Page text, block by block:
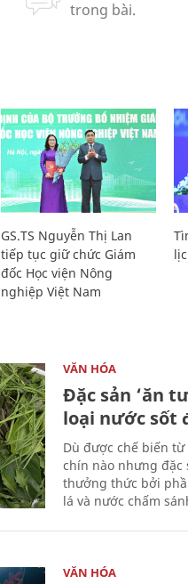
GS.TS Nguyễn Thị Lan
tiếp tục giữ chức Giám
đốc Học viện Nông
nghiệp Việt Nam
VĂN HÓA
Đặc sản ‘ăn
loại nước sốt
Dù được chế biến
chín nào nhưng đặc
thưởng thức bởi
lá và nước chấm
VĂN HÓA